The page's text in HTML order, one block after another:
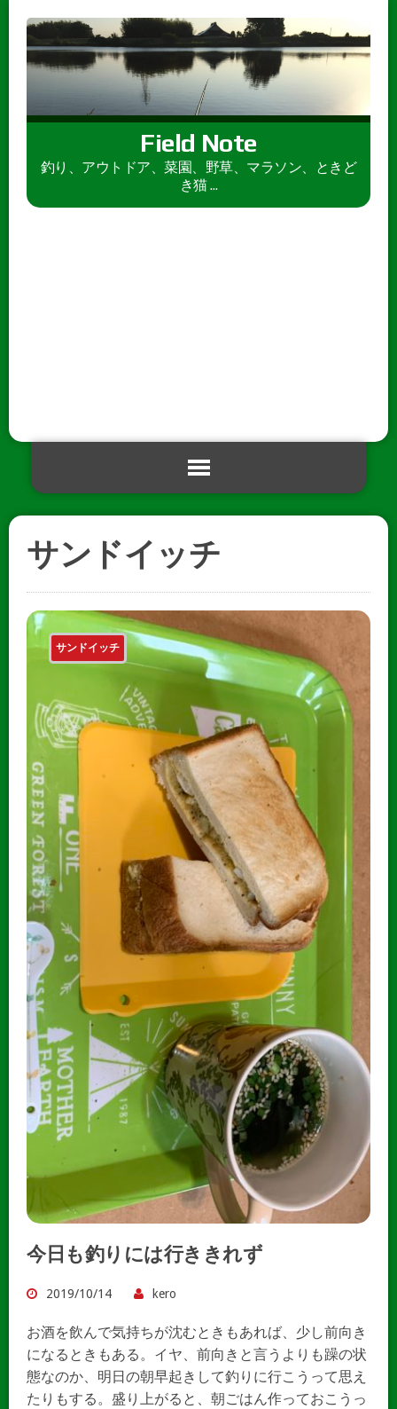
Field Note
釣り、アウトドア、菜園、野草、マラソン、ときど
き猫 ...
サンドイッチ
サンドイッチ
今日も釣りには行ききれず
2019/10/14 kero
お酒を飲んで気持ちが沈むときもあれば、少し前向き
になるときもある。イヤ、前向きと言うよりも躁の状
態なのか、明日の朝早起きして釣りに行こうって思え
たりもする。盛り上がると、朝ごはん作っておこうっ